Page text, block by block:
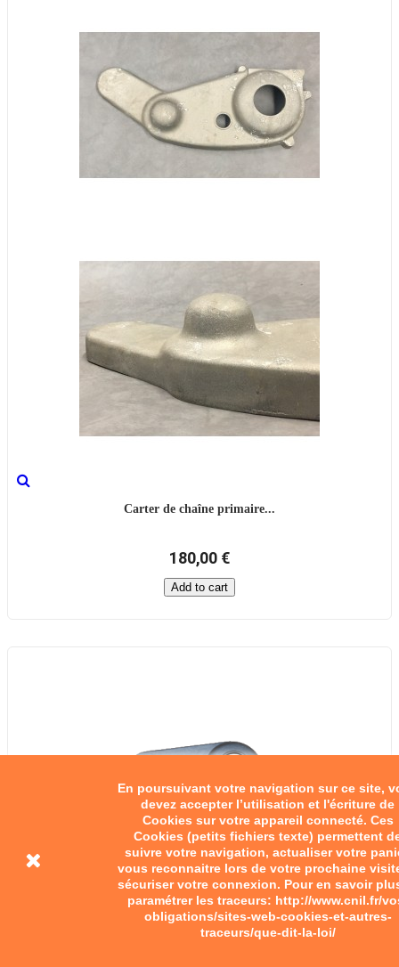
En poursuivant votre navigation sur ce site,
devez accepter l’utilisation et l'écriture de
Cookies sur votre appareil connecté. Ces
Cookies (petits fichiers texte) permettent
suivre votre navigation, actualiser votre
vous reconnaitre lors de votre prochaine
sécuriser votre connexion. Pour en savoir
paramétrer les traceurs: http://www.cnil.fr/
obligations/sites-web-cookies-et-autres-
traceurs/que-dit-la-loi/
Carter de chaîne primaire...
180,00 €
Add to cart
Carter de chaîne primaire...